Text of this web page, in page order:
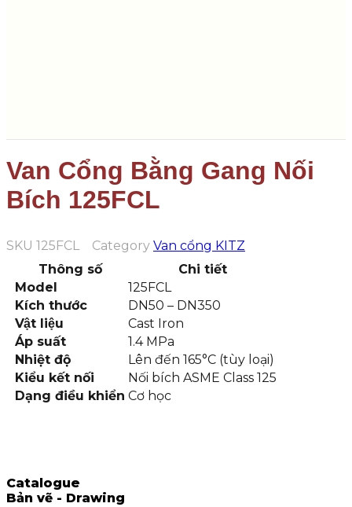
Van Cổng Bằng Gang Nối
Bích 125FCL
SKU 125FCL Category Van cổng KITZ
Thông số
Chi tiết
Model
125FCL
Kích thước
DN50 – DN350
Vật liệu
Cast Iron
Áp suất
1.4 MPa
Nhiệt độ
Lên đến 165°C (tùy loại)
Kiểu kết nối
Nối bích ASME Class 125
Dạng điều khiển Cơ học
Catalogue
Bản vẽ - Drawing